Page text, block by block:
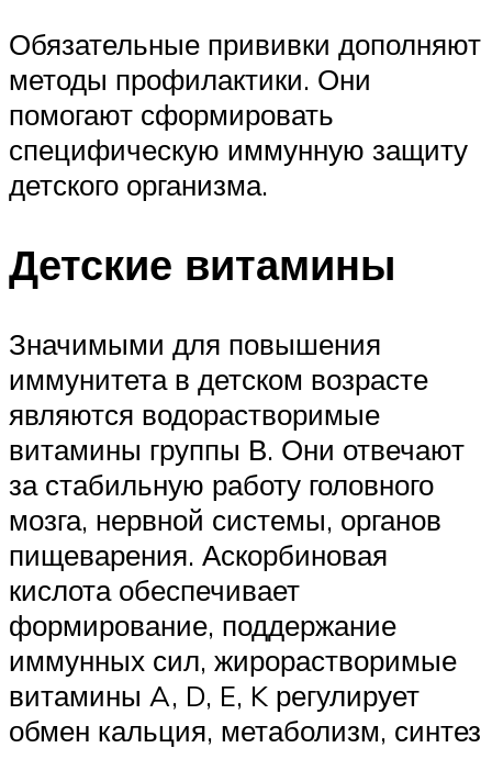
Обязательные прививки дополняют
методы профилактики. Они
помогают сформировать
специфическую иммунную защиту
детского организма.
Детские витамины
Значимыми для повышения
иммунитета в детском возрасте
являются водорастворимые
витамины группы В. Они отвечают
за стабильную работу головного
мозга, нервной системы, органов
пищеварения. Аскорбиновая
кислота обеспечивает
формирование, поддержание
иммунных сил, жирорастворимые
витамины A, D, E, K регулирует
обмен кальция, метаболизм, синтез